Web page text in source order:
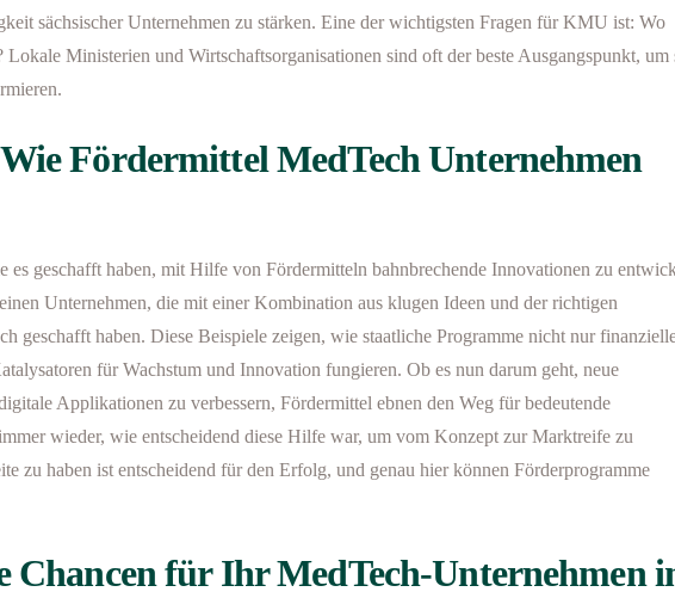
sächsischer Unternehmen zu stärken. Eine der wichtigsten Fragen für KMU ist: Wo
Lokale Ministerien und Wirtschaftsorganisationen sind oft der beste Ausgangspunkt, um
Fördermittel MedTech Unternehmen
es geschafft haben, mit Hilfe von Fördermitteln bahnbrechende Innovationen zu
Unternehmen, die mit einer Kombination aus klugen Ideen und der richtigen
geschafft haben. Diese Beispiele zeigen, wie staatliche Programme nicht nur
für Wachstum und Innovation fungieren. Ob es nun darum geht, neue
Applikationen zu verbessern, Fördermittel ebnen den Weg für bedeutende
wieder, wie entscheidend diese Hilfe war, um vom Konzept zur Marktreife zu
zu haben ist entscheidend für den Erfolg, und genau hier können Förderprogramme
Chancen für Ihr MedTech-Unternehmen